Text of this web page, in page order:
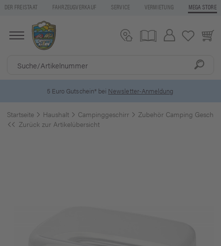
DER FREISTAAT FAHRZEUGVERKAUF SERVICE VERMIETUNG MEGA STORE
5 Euro Gutschein* bei Newsletter-Anmeldung
Startseite Haushalt Campinggeschirr
Zubehör Camping Geschirr
Zurück zur Artikelübersicht